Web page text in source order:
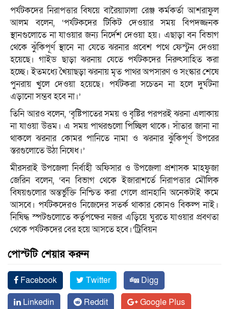
পর্যটকদের নিরাপত্তার বিষয়ে বারৈয়াঢালা রেঞ্জ কর্মকর্তা আশরাফুল
আলম বলেন, ‘পর্যটকদের টিকিট দেওয়ার সময় বিপদজ্জনক
স্থানগুলোতে না যাওয়ার জন্য নির্দেশ দেওয়া হয়। এছাড়া বন বিভাগ
থেকে ঝুঁকিপূর্ণ স্থানে না যেতে ঝরনার প্রবেশ পথে ফেস্টুন দেওয়া
হয়েছে। গাইড ছাড়া ঝরনায় যেতে পর্যটকদের নিরুৎসাহিত করা
হচ্ছে। ইতমধ্যে খৈয়াছড়া ঝরনায় মৃত পাথর অপসারণ ও সংস্কার শেষে
পুনরায় খুলে দেওয়া হয়েছে। পর্যটকরা সচেতন না হলে দুর্ঘটনা
এড়ানো সম্ভব হবে না।’
তিনি আরও বলেন, ‘বৃষ্টিপাতের সময় ও বৃষ্টির পরপরই ঝরনা এলাকায়
না যাওয়া উত্তম। এ সময় পাথরগুলো পিচ্ছিল থাকে। সাঁতার জানা না
থাকলে ঝরনার কোমর পানিতে নামা ও ঝরনার ঝুঁকিপূর্ণ উপরের
স্তরগুলোতে উঠা নিষেধ।’
মীরসরাই উপজেলা নির্বাহী অফিসার ও উপজেলা প্রশাসক মাহফুজা
জেরিন বলেন, ‘বন বিভাগ থেকে ইজারাশর্তে নিরাপত্তার মৌলিক
বিষয়গুলোর অন্তর্ভুক্তি নিশ্চিত করা গেলে প্রানহানি অনেকটাই কমে
আসবে। পর্যটকদেরও নিজেদের সতর্ক থাকার কোনও বিকল্প নাই।
নিষিদ্ধ স্পটগুলোতে কর্তৃপক্ষের নজর এড়িয়ে ঘুরতে যাওয়ার প্রবণতা
থেকে পর্যটকদের বের হয়ে আসতে হবে।’ট্রিবিয়ন
পোস্টটি শেয়ার করুন
Facebook Twitter
Digg
Linkedin
Reddit
Google Plus